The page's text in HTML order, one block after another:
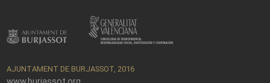
AJUNTAMENT DE BURJASSOT, 2016